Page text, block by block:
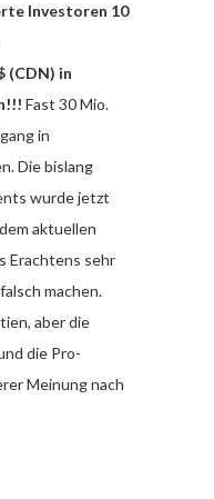
Investoren 10
(CDN) in
Fast 30 Mio.
in
Die bislang
wurde jetzt
aktuellen
Erachtens sehr
machen.
aber die
die Pro-
Meinung nach